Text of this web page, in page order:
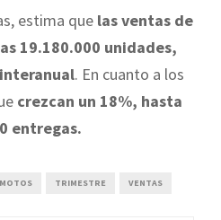
estima que las ventas de
19.180.000 unidades,
. En cuanto a los
crezcan un 18%, hasta
entregas.
MOTOS TRIMESTRE VENTAS